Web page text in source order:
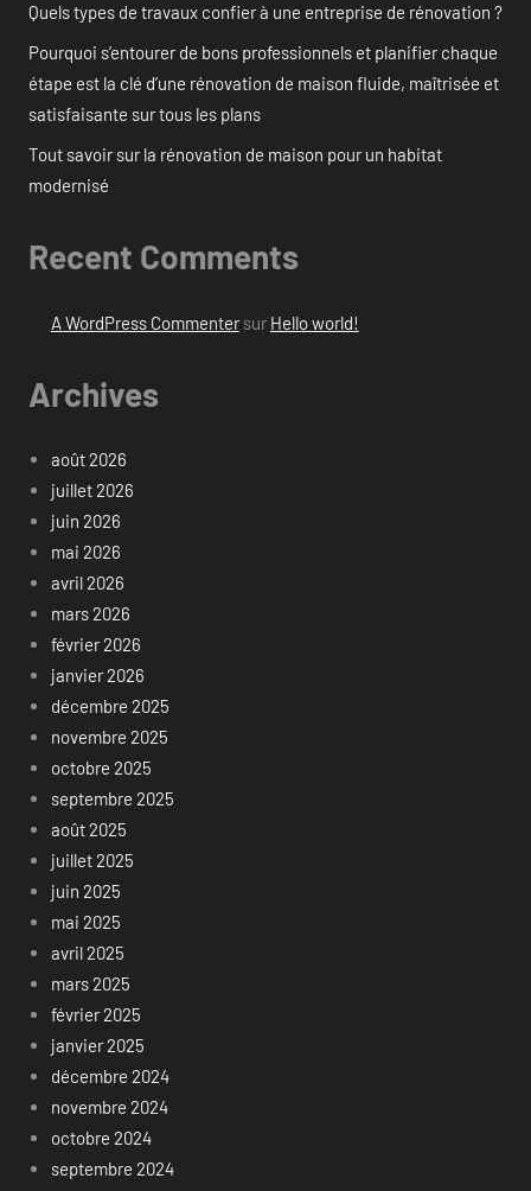
Quels types de travaux confier à une entreprise de rénovation ?
Pourquoi s’entourer de bons professionnels et planifier chaque
étape est la clé d’une rénovation de maison fluide, maîtrisée et
satisfaisante sur tous les plans
Tout savoir sur la rénovation de maison pour un habitat
modernisé
Recent Comments
A WordPress Commentersur Hello world!
Archives
août 2026
juillet 2026
juin 2026
mai 2026
avril 2026
mars 2026
février 2026
janvier 2026
décembre 2025
novembre 2025
octobre 2025
septembre 2025
août 2025
juillet 2025
juin 2025
mai 2025
avril 2025
mars 2025
février 2025
janvier 2025
décembre 2024
novembre 2024
octobre 2024
septembre 2024